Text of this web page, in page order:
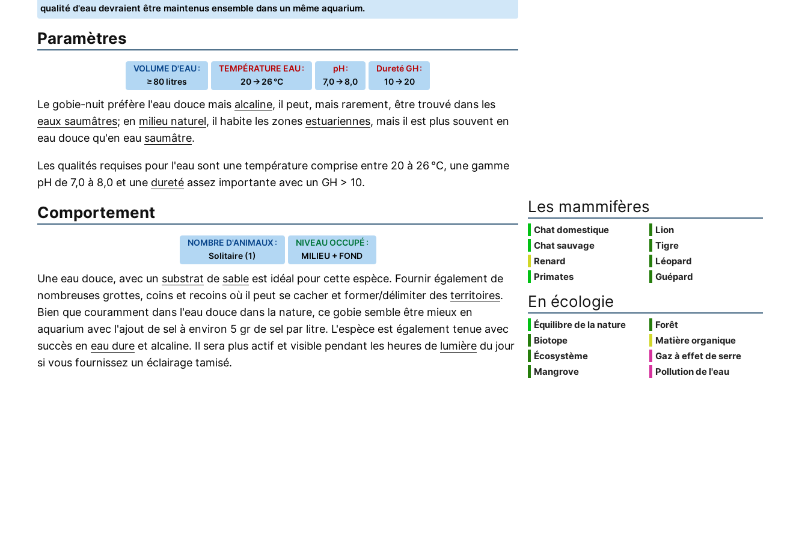
qualité d'eau devraient être maintenus ensemble dans un même aquarium.
Paramètres
VOLUME D'EAU :
≥ 80 litres
TEMPÉRATURE EAU :
20 → 26 °C
pH :
7,0 → 8,0
Dureté GH :
10 → 20
Le gobie-nuit préfère l'eau douce mais alcaline, il peut, mais rarement, être trouvé dans les
eaux saumâtres; en milieu naturel, il habite les zones estuariennes, mais il est plus souvent en
eau douce qu'en eau saumâtre.
Les qualités requises pour l'eau sont une température comprise entre 20 à 26 °C, une gamme
pH de 7,0 à 8,0 et une dureté assez importante avec un GH > 10.
Comportement
NOMBRE D'ANIMAUX :
Solitaire (1)
NIVEAU OCCUPÉ :
MILIEU + FOND
Une eau douce, avec un substrat de sable est idéal pour cette espèce. Fournir également de
nombreuses grottes, coins et recoins où il peut se cacher et former/délimiter des territoires.
Bien que couramment dans l'eau douce dans la nature, ce gobie semble être mieux en
aquarium avec l'ajout de sel à environ 5 gr de sel par litre. L'espèce est également tenue avec
succès en eau dure et alcaline. Il sera plus actif et visible pendant les heures de lumière du jour
si vous fournissez un éclairage tamisé.
Les mammifères
Chat domestique
Chat sauvage
Renard
Primates
Lion
Tigre
Léopard
Guépard
En écologie
Équilibre de la nature
Biotope
Écosystème
Mangrove
Forêt
Matière organique
Gaz à effet de serre
Pollution de l'eau